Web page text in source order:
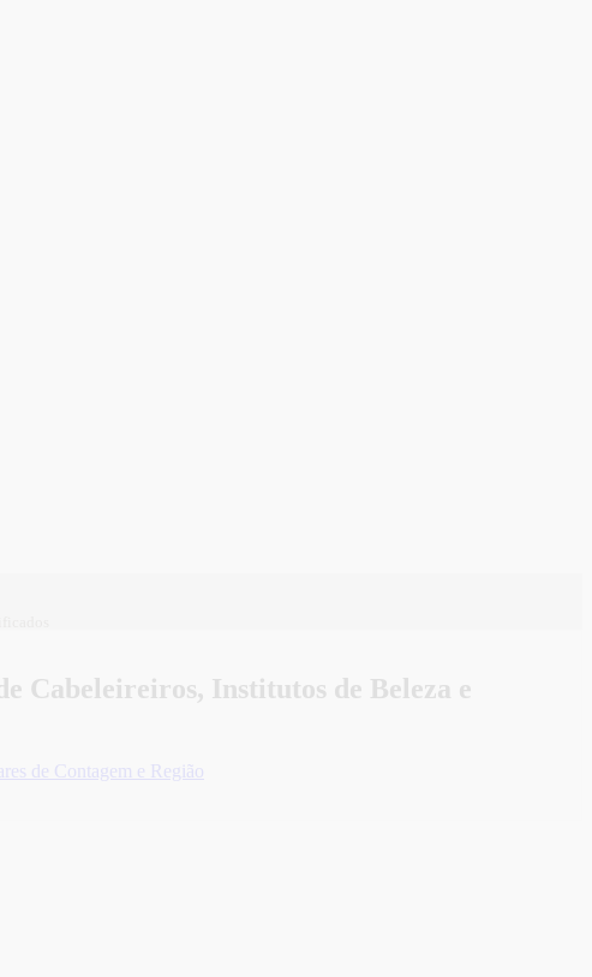
Cabeleireiros, Institutos de Beleza e
de Contagem e Região